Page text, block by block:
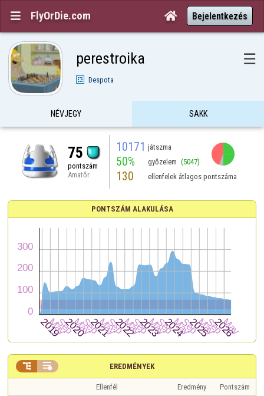
 FlyOrDie.com  Bejelentkezés
perestroika ☰
Despota
NÉVJEGY SAKK
75
pontszám
Amatőr
10171 játszma
50% győzelem (5047)
130 ellenfelek átlagos pontszáma
PONTSZÁM ALAKULÁSA
EREDMÉNYEK
 
Ellenfél Eredmény
Pontszám